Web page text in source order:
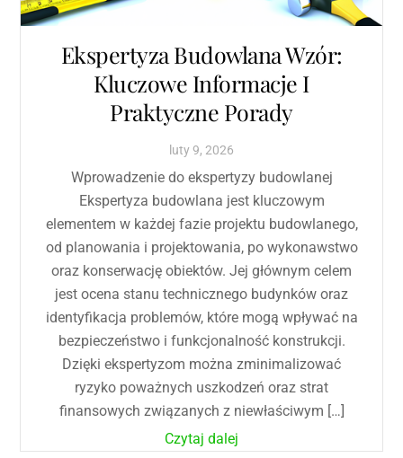
Ekspertyza Budowlana Wzór:
Kluczowe Informacje I
Praktyczne Porady
luty 9, 2026
Wprowadzenie do ekspertyzy budowlanej
Ekspertyza budowlana jest kluczowym
elementem w każdej fazie projektu budowlanego,
od planowania i projektowania, po wykonawstwo
oraz konserwację obiektów. Jej głównym celem
jest ocena stanu technicznego budynków oraz
identyfikacja problemów, które mogą wpływać na
bezpieczeństwo i funkcjonalność konstrukcji.
Dzięki ekspertyzom można zminimalizować
ryzyko poważnych uszkodzeń oraz strat
finansowych związanych z niewłaściwym […]
Czytaj dalej